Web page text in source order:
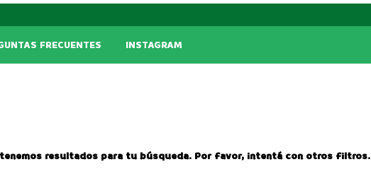
FRECUENTES INSTAGRAM
resultados para tu búsqueda. Por favor, intentá con otros filtros.